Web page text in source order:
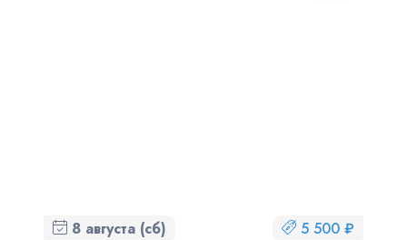
8 августа (сб) 5 500 ₽